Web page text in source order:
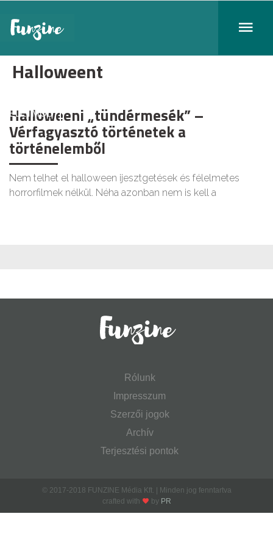
Halloweent
ÉLETMÓD
Halloweeni „tündérmesék” –
Vérfagyasztó történetek a
történelemből
Nem telhet el halloween ijesztgetések és félelmetes
horrorfilmek nélkül. Néha azonban nem is kell a
Rólunk
Impresszum
Szerzői jogok
Archív
Terjesztési pontok
© 2017-2018 FUNZINE Média Kft. | Minden jog fenntartva
crafted with
by PR